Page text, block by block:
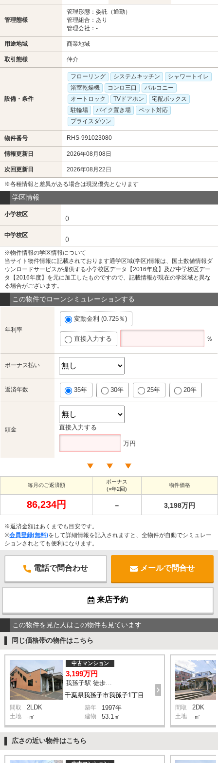
管理態様
管理形態：委託（通勤）
管理組合：あり
管理会社：-
用途地域 商業地域
取引態様 仲介
設備・条件
フローリング システムキッチン
シャワートイレ
浴室乾燥機
コンロ三口
バルコニー
オートロック
TVドアホン
宅配ボックス
駐輪場
バイク置き場
ペット対応
プライスダウン
物件番号 RHS-991023080
情報更新日 2026年08月08日
次回更新日 2026年08月22日
※各種情報と差異がある場合は現況優先となります
学区情報
小学校区
()
中学校区
()
※物件情報の学区情報について
当サイト物件情報に記載されております通学区域(学区)情報は、国土数値情報ダ
ウンロードサービスが提供する小学校区データ【2016年度】及び中学校区デー
タ【2016年度】を元に加工したものですので、記載情報が現在の学区域と異な
る場合がございます。
この物件でローンシミュレーションする
年利率
変動金利 (0.725％)
直接入力する ％
ボーナス払い
返済年数 35年 30年 25年 20年
頭金 直接入力する
万円
毎月のご返済額
ボーナス
(×年2回)
物件価格
86,234円 － 3,198万円
※返済金額はあくまでも目安です。
※会員登録(無料)をして詳細情報を記入されますと、全物件が自動でシミュレー
ションされとても便利になります。
電話で問合わせ メールで問合せ
来店予約
この物件を見た人はこの物件も見ています
同じ価格帯の物件はこちら
千葉県我孫子市我孫子1丁目
中古マンション
3,199万円
間取 2LDK 築年 1997年
土地 -㎡ 建物 53.1㎡
間取 2DK
土地 -㎡
広さの近い物件はこちら